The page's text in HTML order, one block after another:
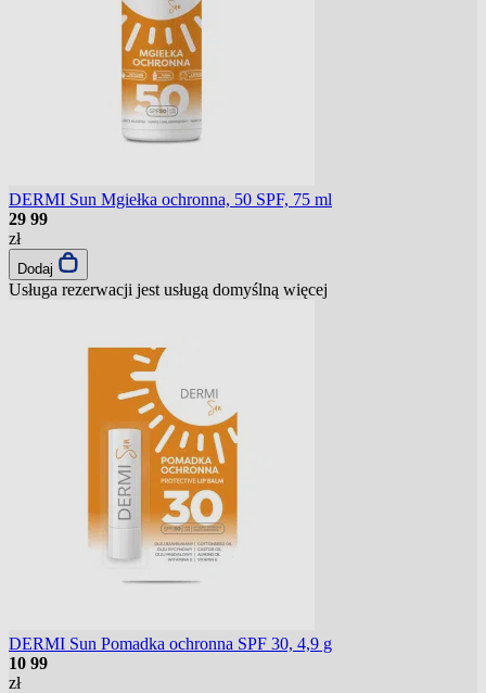
DERMI Sun Mgiełka ochronna, 50 SPF, 75 ml
29 99
zł
Dodaj
Usługa rezerwacji jest usługą domyślną więcej
DERMI Sun Pomadka ochronna SPF 30, 4,9 g
10 99
zł